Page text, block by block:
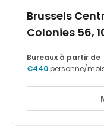
Brussels
Colonies 56,
Accès 24 heures sur
Bureaux à partir de
€440personne/